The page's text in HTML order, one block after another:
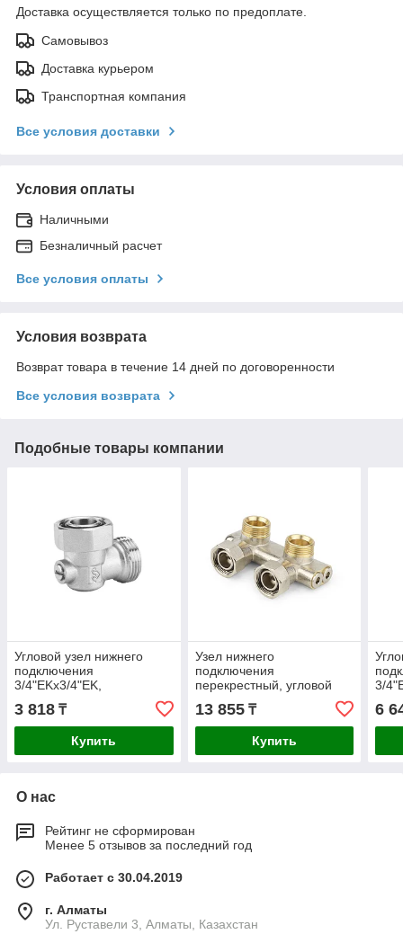
Доставка осуществляется только по предоплате.
Самовывоз
Доставка курьером
Транспортная компания
Все условия доставки
Условия оплаты
Наличными
Безналичный расчет
Все условия оплаты
Условия возврата
Возврат товара в течение 14 дней по договоренности
Все условия возврата
Подобные товары компании
Угловой узел нижнего
подключения
3/4"EKх3/4"EK,
двухтрубных систем
Varmega
3 818 ₸
Купить
Узел нижнего
подключения
перекрестный, угловой
3/4"EKх3/4"EK, Varmega
13 855₸
Купить
3/
6
О нас
Рейтинг не сформирован
Менее 5 отзывов за последний год
Работает с 30.04.2019
г. Алматы
Ул. Руставели 3, Алматы, Казахстан